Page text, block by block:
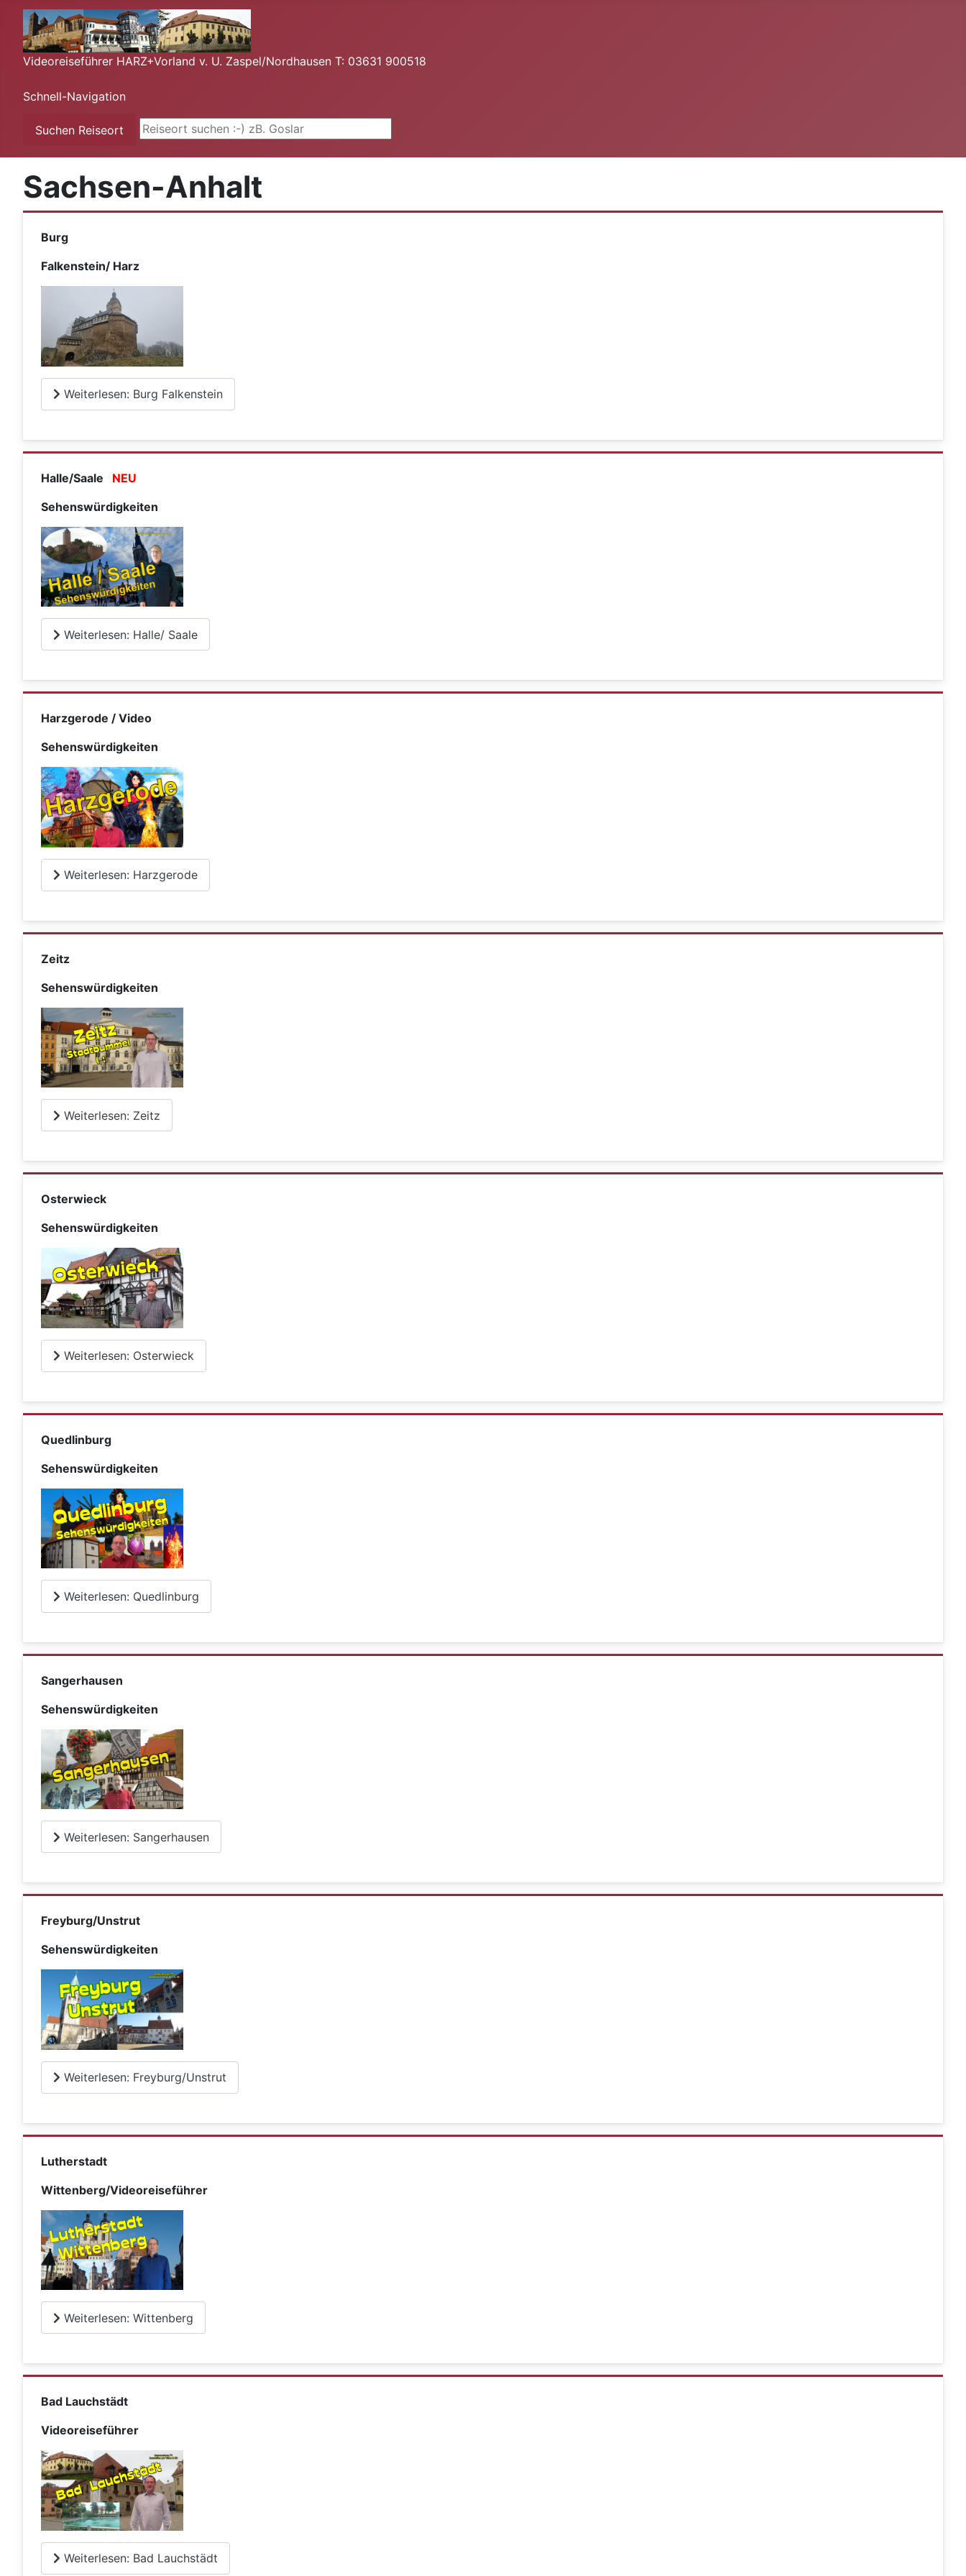
Videoreiseführer HARZ+Vorland v. U. Zaspel/Nordhausen T: 03631 900518
Schnell-Navigation
Suchen Reiseort
Suchen ...
Sachsen-Anhalt
Burg
Falkenstein/ Harz
Weiterlesen: Burg Falkenstein
Halle/Saale NEU
Sehenswürdigkeiten
Weiterlesen: Halle/ Saale
Harzgerode / Video
Sehenswürdigkeiten
Weiterlesen: Harzgerode
Zeitz
Sehenswürdigkeiten
Weiterlesen: Zeitz
Osterwieck
Sehenswürdigkeiten
Weiterlesen: Osterwieck
Quedlinburg
Sehenswürdigkeiten
Weiterlesen: Quedlinburg
Sangerhausen
Sehenswürdigkeiten
Weiterlesen: Sangerhausen
Freyburg/Unstrut
Sehenswürdigkeiten
Weiterlesen: Freyburg/Unstrut
Lutherstadt
Wittenberg/Videoreiseführer
Weiterlesen: Wittenberg
Bad Lauchstädt
Videoreiseführer
Weiterlesen: Bad Lauchstädt